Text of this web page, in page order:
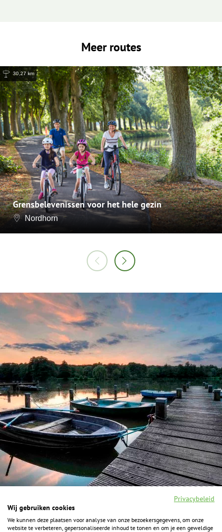
Meer routes
30,27 km
Grensbelevenissen voor het hele gezin
Nordhorn
F I Y P
Privacybeleid
Wij gebruiken cookies
We kunnen deze plaatsen voor analyse van onze bezoekersgegevens, om onze
website te verbeteren, gepersonaliseerde inhoud te tonen en om je een geweldige